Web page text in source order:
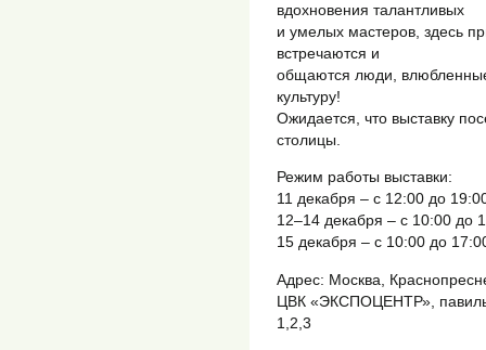
вдохновения талантливых
и умелых мастеров, здесь
встречаются и
общаются люди, влюбленные
культуру!
Ожидается, что выставку
столицы.
Режим работы выставки:
11 декабря – с 12:00 до
12–14 декабря – с 10:00 до
15 декабря – с 10:00 до
Адрес: Москва,
ЦВК «ЭКСПОЦЕНТР»,
1,2,3